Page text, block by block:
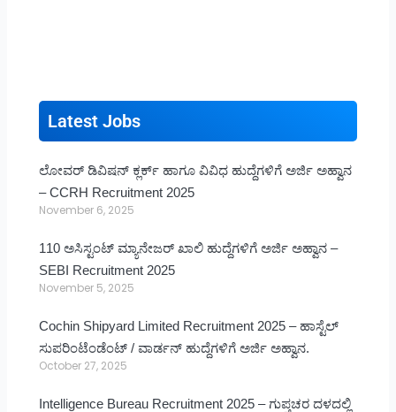
Latest Jobs
ಲೋವರ್ ಡಿವಿಷನ್ ಕ್ಲರ್ಕ್ ಹಾಗೂ ವಿವಿಧ ಹುದ್ದೆಗಳಿಗೆ ಅರ್ಜಿ ಅಹ್ವಾನ
– CCRH Recruitment 2025
November 6, 2025
110 ಅಸಿಸ್ಟಂಟ್ ಮ್ಯಾನೇಜರ್ ಖಾಲಿ ಹುದ್ದೆಗಳಿಗೆ ಅರ್ಜಿ ಅಹ್ವಾನ –
SEBI Recruitment 2025
November 5, 2025
Cochin Shipyard Limited Recruitment 2025 – ಹಾಸ್ಟೆಲ್
ಸುಪರಿಂಟೆಂಡೆಂಟ್ / ವಾರ್ಡನ್ ಹುದ್ದೆಗಳಿಗೆ ಅರ್ಜಿ ಅಹ್ವಾನ.
October 27, 2025
Intelligence Bureau Recruitment 2025 – ಗುಪ್ತಚರ ದಳದಲ್ಲಿ